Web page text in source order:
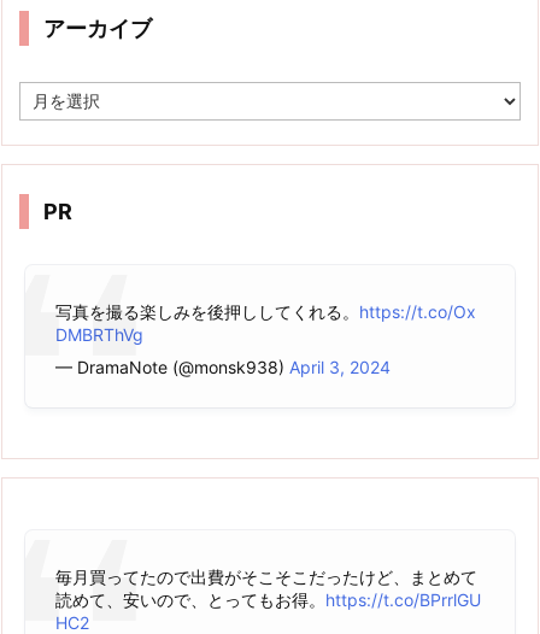
アーカイブ
ー
イ
PR
写真を撮る楽しみを後押ししてくれる。 https://t.co/Ox
DMBRThVg
— DramaNote (@monsk938) April 3, 2024
毎月買ってたので出費がそこそこだったけど、まとめて
読めて、安いので、とってもお得。 https://t.co/BPrrlGU
HC2